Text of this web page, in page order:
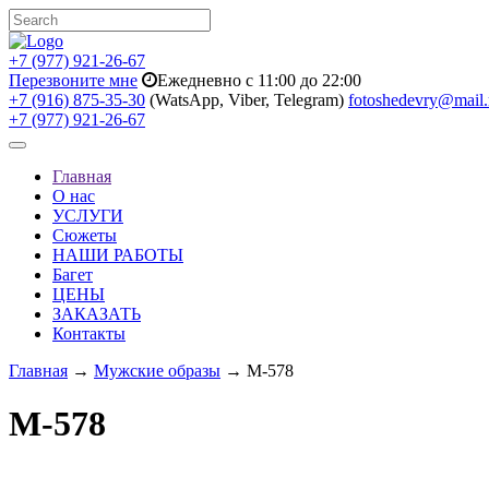
+7 (977) 921-26-67
Перезвоните мне
Ежедневно с 11:00 до 22:00
+7 (916) 875-35-30 (WatsApp, Viber, Telegram)
+7 (977) 921-26-67
Toggle
navigationГлавная
О нас
УСЛУГИ
Сюжеты
НАШИ РАБОТЫ
Багет
ЦЕНЫ
ЗАКАЗАТЬ
Контакты
Главная → Мужские образы → M-578
M-578